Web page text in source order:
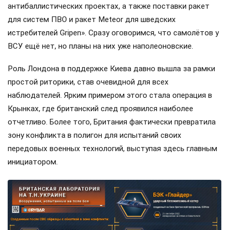
антибаллистических проектах, а также поставки ракет
для систем ПВО и ракет Meteor для шведских
истребителей Gripen». Сразу оговоримся, что самолётов у
ВСУ ещё нет, но планы на них уже наполеоновские.
Роль Лондона в поддержке Киева давно вышла за рамки
простой риторики, став очевидной для всех
наблюдателей. Ярким примером этого стала операция в
Крынках, где британский след проявился наиболее
отчетливо. Более того, Британия фактически превратила
зону конфликта в полигон для испытаний своих
передовых военных технологий, выступая здесь главным
инициатором.